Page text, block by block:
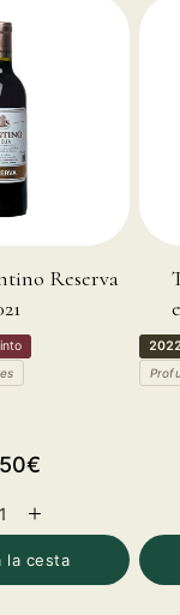
Reserva
Aumentar
cantidad
para
la cesta